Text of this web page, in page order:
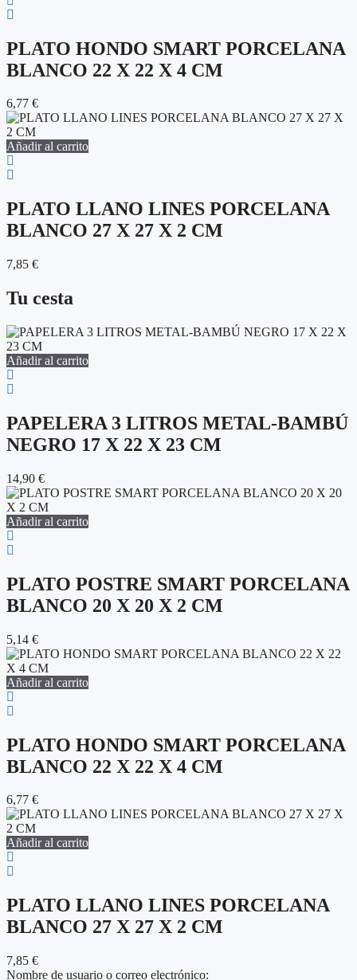
PLATO HONDO SMART PORCELANA
BLANCO 22 X 22 X 4 CM
6,77 €
Añadir al carrito
PLATO LLANO LINES PORCELANA
BLANCO 27 X 27 X 2 CM
7,85 €
Tu cesta
Añadir al carrito
PAPELERA 3 LITROS METAL-BAMBÚ
NEGRO 17 X 22 X 23 CM
14,90 €
Añadir al carrito
PLATO POSTRE SMART PORCELANA
BLANCO 20 X 20 X 2 CM
5,14 €
Añadir al carrito
PLATO HONDO SMART PORCELANA
BLANCO 22 X 22 X 4 CM
6,77 €
Añadir al carrito
PLATO LLANO LINES PORCELANA
BLANCO 27 X 27 X 2 CM
7,85 €
Nombre de usuario o correo electrónico: